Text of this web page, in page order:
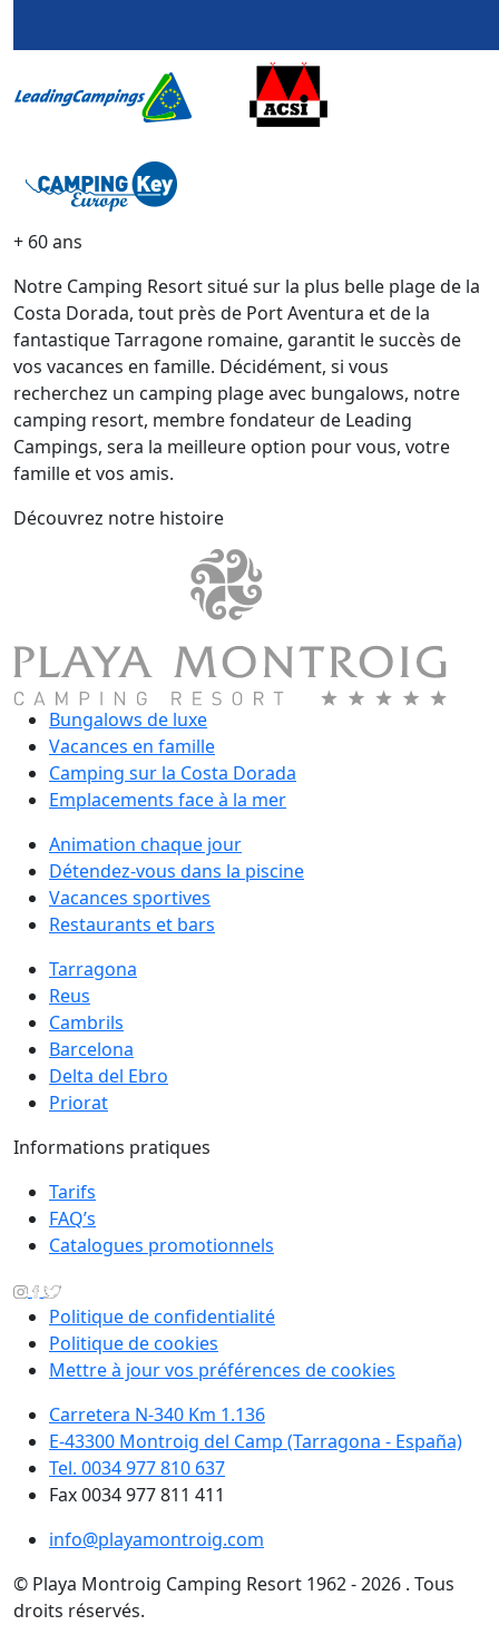
+ 60 ans
Notre Camping Resort situé sur la plus belle plage de la
Costa Dorada, tout près de Port Aventura et de la
fantastique Tarragone romaine, garantit le succès de
vos vacances en famille. Décidément, si vous
recherchez un camping plage avec bungalows, notre
camping resort, membre fondateur de Leading
Campings, sera la meilleure option pour vous, votre
famille et vos amis.
Découvrez notre histoire
Bungalows de luxe
Vacances en famille
Camping sur la Costa Dorada
Emplacements face à la mer
Animation chaque jour
Détendez-vous dans la piscine
Vacances sportives
Restaurants et bars
Tarragona
Reus
Cambrils
Barcelona
Delta del Ebro
Priorat
Informations pratiques
Tarifs
FAQ’s
Catalogues promotionnels
Politique de confidentialité
Politique de cookies
Mettre à jour vos préférences de cookies
Carretera N-340 Km 1.136
E-43300 Montroig del Camp (Tarragona - España)
Tel. 0034 977 810 637
Fax 0034 977 811 411
info@playamontroig.com
© Playa Montroig Camping Resort 1962 - 2026 . Tous
droits réservés.